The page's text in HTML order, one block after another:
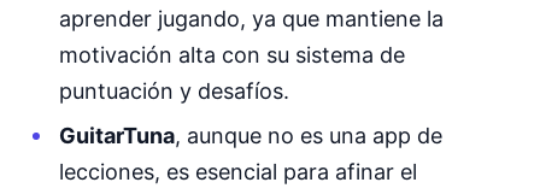
aprender jugando, ya que mantiene la
motivación alta con su sistema de
puntuación y desafíos.
GuitarTuna, aunque no es una app de
lecciones, es esencial para afinar el